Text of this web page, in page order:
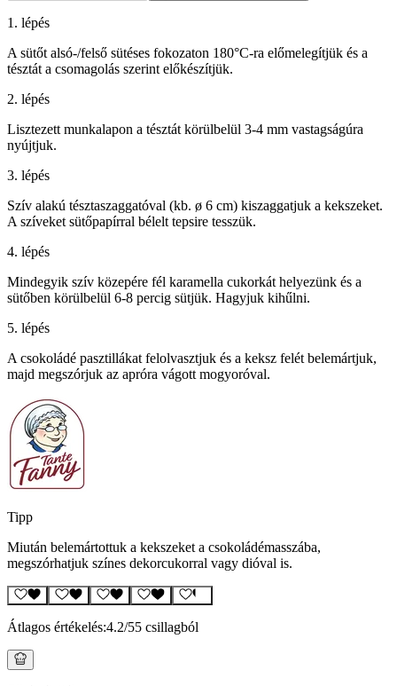
1. lépés
A sütőt alsó-/felső sütéses fokozaton 180°C-ra előmelegítjük és a
tésztát a csomagolás szerint előkészítjük.
2. lépés
Lisztezett munkalapon a tésztát körülbelül 3-4 mm vastagságúra
nyújtjuk.
3. lépés
Szív alakú tésztaszaggatóval (kb. ø 6 cm) kiszaggatjuk a kekszeket.
A szíveket sütőpapírral bélelt tepsire tesszük.
4. lépés
Mindegyik szív közepére fél karamella cukorkát helyezünk és a
sütőben körülbelül 6-8 percig sütjük. Hagyjuk kihűlni.
5. lépés
A csokoládé pasztillákat felolvasztjuk és a keksz felét belemártjuk,
majd megszórjuk az apróra vágott mogyoróval.
Tipp
Miután belemártottuk a kekszeket a csokoládémasszába,
megszórhatjuk színes dekorcukorral vagy dióval is.
Átlagos értékelés:4.2/55 csillagból